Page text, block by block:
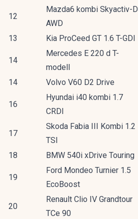
12
Mazda6 kombi Skyactiv-D
AWD
13 Kia ProCeed GT 1.6 T-GDI
14
Mercedes E 220 d T-
modell
14 Volvo V60 D2 Drive
16
Hyundai i40 kombi 1.7
CRDI
17
Skoda Fabia III Kombi 1.2
TSI
18 BMW 540i xDrive Touring
19
Ford Mondeo Turnier 1.5
EcoBoost
20
Renault Clio IV Grandtour
TCe 90